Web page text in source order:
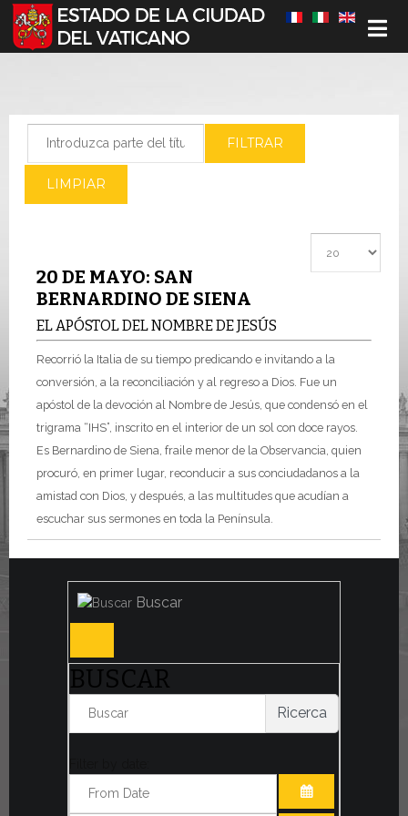
Seleccione su idioma
FILTRAR
LIMPIAR
20 DE MAYO: SAN
BERNARDINO DE SIENA
EL APÓSTOL DEL NOMBRE DE JESÚS
Recorrió la Italia de su tiempo predicando e invitando a la
conversión, a la reconciliación y al regreso a Dios. Fue un
apóstol de la devoción al Nombre de Jesús, que condensó en el
trigrama “IHS”, inscrito en el interior de un sol con doce rayos.
Es Bernardino de Siena, fraile menor de la Observancia, quien
procuró, en primer lugar, reconducir a sus conciudadanos a la
amistad con Dios, y después, a las multitudes que acudían a
escuchar sus sermones en toda la Península.
Buscar
BUSCAR
Ricerca